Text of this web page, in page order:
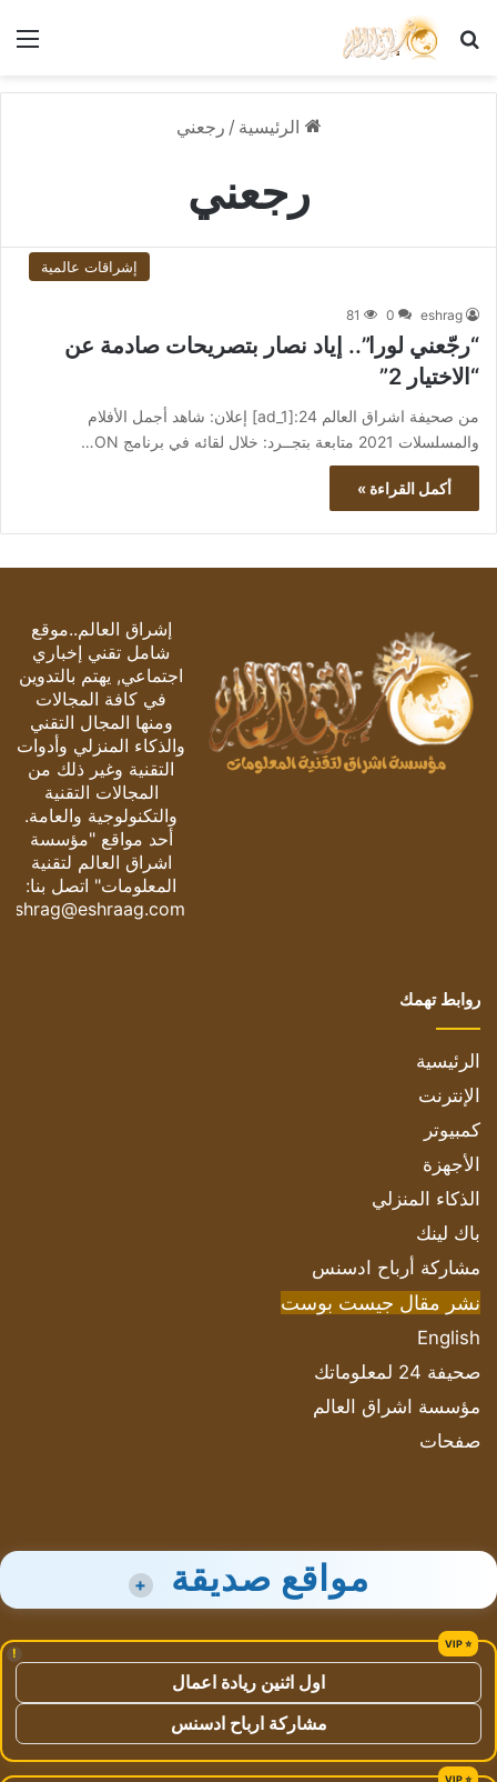
بحث عن
الرئيسية / رجعني
رجعني
إشراقات عالمية
eshrag
0
81
“رجّعني لورا”.. إياد نصار بتصريحات صادمة عن
“الاختيار 2”
من صحيفة اشراق العالم 24:[ad_1] إعلان: شاهد أجمل الأفلام
والمسلسلات 2021 متابعة بتجــرد: خلال لقائه في برنامج ON…
أكمل القراءة »
إشراق العالم..موقع
شامل تقني إخباري
اجتماعي, يهتم بالتدوين
في كافة المجالات
ومنها المجال التقني
والذكاء المنزلي وأدوات
التقنية وغير ذلك من
المجالات التقنية
والتكنولوجية والعامة.
أحد مواقع "مؤسسة
اشراق العالم لتقنية
المعلومات" اتصل بنا:
eshrag@eshraag.com
روابط تهمك
الرئيسية
الإنترنت
كمبيوتر
الأجهزة
الذكاء المنزلي
باك لينك
مشاركة أرباح ادسنس
نشر مقال جيست بوست
English
صحيفة 24 لمعلوماتك
مؤسسة اشراق العالم
صفحات
مواقع صديقة +
!
اول اثنين ريادة اعمال
مشاركة ارباح ادسنس